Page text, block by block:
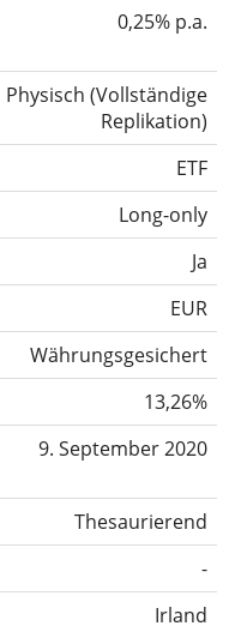
0,25% p.a.
Physisch (Vollständige
Replikation)
ETF
Long-only
Ja
EUR
Währungsgesichert
13,26%
9. September 2020
Thesaurierend
-
Irland